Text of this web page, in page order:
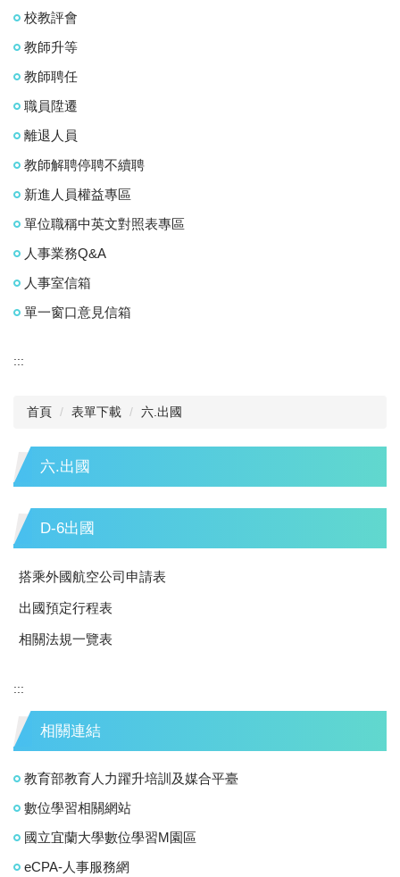
校教評會
教師升等
教師聘任
職員陞遷
離退人員
教師解聘停聘不續聘
新進人員權益專區
單位職稱中英文對照表專區
人事業務Q&A
人事室信箱
單一窗口意見信箱
:::
首頁 表單下載 六.出國
六.出國
D-6出國
搭乘外國航空公司申請表
出國預定行程表
相關法規一覽表
:::
相關連結
教育部教育人力躍升培訓及媒合平臺
數位學習相關網站
國立宜蘭大學數位學習M園區
eCPA-人事服務網